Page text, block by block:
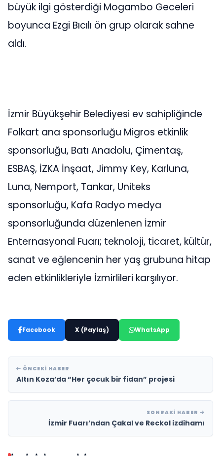
büyük ilgi gösterdiği Mogambo Geceleri
boyunca Ezgi Bıcılı ön grup olarak sahne
aldı.
İzmir Büyükşehir Belediyesi ev sahipliğinde
Folkart ana sponsorluğu Migros etkinlik
sponsorluğu, Batı Anadolu, Çimentaş,
ESBAŞ, İZKA İnşaat, Jimmy Key, Karluna,
Luna, Nemport, Tankar, Uniteks
sponsorluğu, Kafa Radyo medya
sponsorluğunda düzenlenen İzmir
Enternasyonal Fuarı; teknoloji, ticaret, kültür,
sanat ve eğlencenin her yaş grubuna hitap
eden etkinlikleriyle İzmirlileri karşılıyor.
Facebook X (Paylaş) WhatsApp
ÖNCEKI HABER
Altın Koza’da “Her çocuk bir fidan” projesi
SONRAKI HABER
İzmir Fuarı’ndan Çakal ve Reckol izdihamı